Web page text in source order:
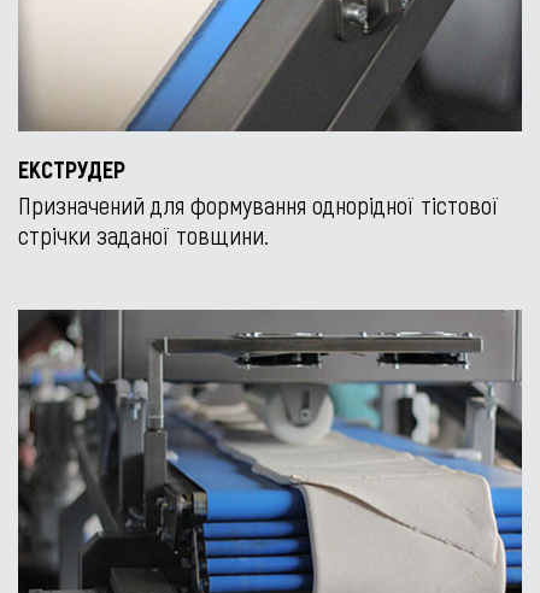
ЕКСТРУДЕР
Призначений для формування однорідної тістової
стрічки заданої товщини.